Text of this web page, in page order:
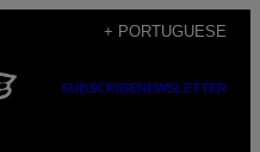
+ PORTUGUESE
SUBSCRIBENEWSLETTER